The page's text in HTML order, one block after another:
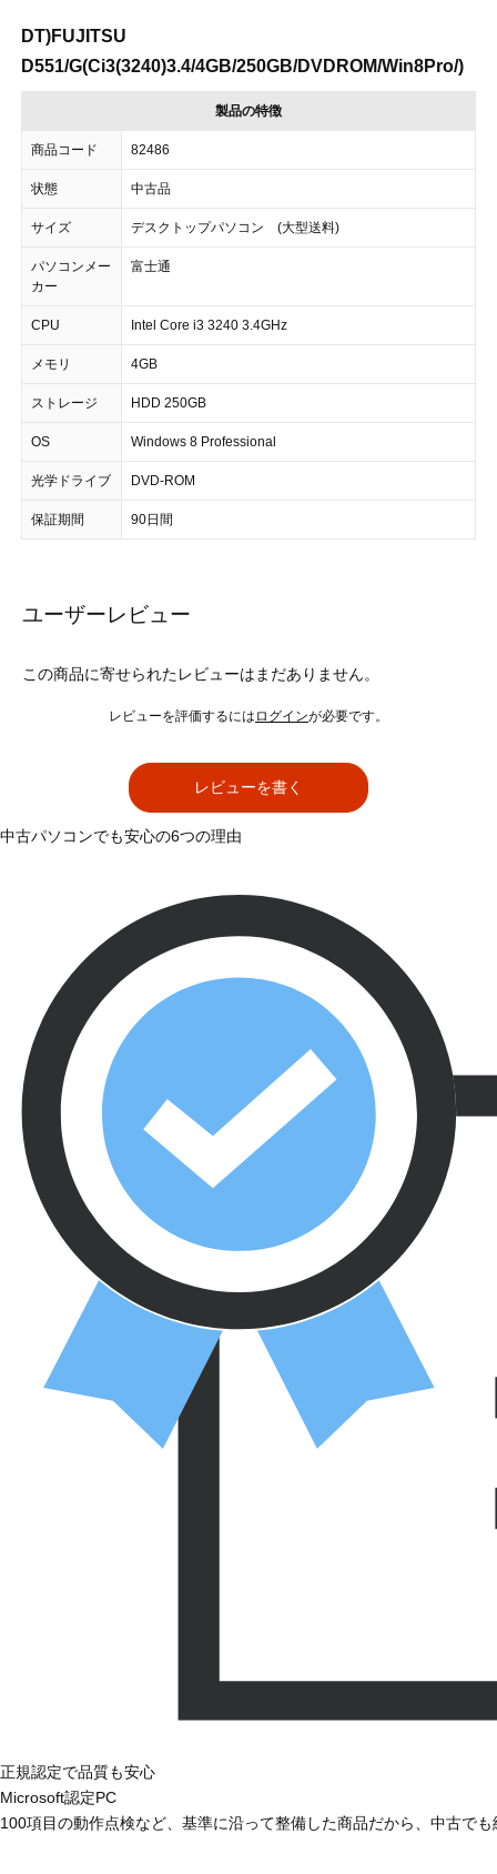
DT)FUJITSU
D551/G(Ci3(3240)3.4/4GB/250GB/DVDROM/Win8Pro/)
製品の特徴
商品コード 82486
状態 中古品
サイズ デスクトップパソコン (大型送料)
パソコンメー
カー
富士通
CPU Intel Core i3 3240 3.4GHz
メモリ 4GB
ストレージ HDD 250GB
OS Windows 8 Professional
光学ドライブ DVD-ROM
保証期間 90日間
ユーザーレビュー
この商品に寄せられたレビューはまだありません。
レビューを評価するには ログインが必要です。
レビューを書く
中古パソコンでも安心の6つの理由
正規認定で品質も安心
Microsoft認定PC
100項目の動作点検など、基準に沿って整備した商品だから、中古で